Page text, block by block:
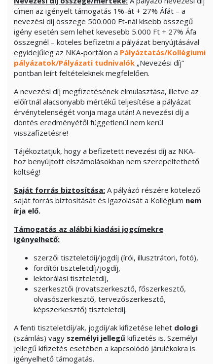
címen az igényelt támogatás 1%-át + 27% Áfát – a
nevezési díj összege 500.000 Ft-nál kisebb összegű
igény esetén sem lehet kevesebb 5.000 Ft + 27% Áfa
összegnél – köteles befizetni a pályázat benyújtásával
egyidejűleg az NKA-portálon a Pályáztatás/Kollégiumi
pályázatok/Pályázati tudnivalók „Nevezési díj”
pontban leírt feltételeknek megfelelően.
A nevezési díj megfizetésének elmulasztása, illetve az
előírtnál alacsonyabb mértékű teljesítése a pályázat
érvénytelenségét vonja maga után! A nevezési díj a
döntés eredményétől függetlenül nem kerül
visszafizetésre!
Tájékoztatjuk, hogy a befizetett nevezési díj az NKA-
hoz benyújtott elszámolásokban nem szerepeltethető
költség!
Saját forrás biztosítása: A pályázó részére kötelező
saját forrás biztosítását és igazolását a Kollégium nem
írja elő.
Támogatás az alábbi kiadási jogcímekre
igényelhető:
szerzői tiszteletdíj/jogdíj (írói, illusztrátori, fotó),
fordítói tiszteletdíj/jogdíj,
lektorálási tiszteletdíj,
szerkesztői (rovatszerkesztő, főszerkesztő,
olvasószerkesztő, tervezőszerkesztő,
képszerkesztő) tiszteletdíj.
A fenti tiszteletdíj/ak, jogdíj/ak kifizetése lehet dologi
(számlás) vagy személyi jellegű kifizetés is. Személyi
jellegű kifizetés esetében a kapcsolódó járulékokra is
igényelhető támogatás.